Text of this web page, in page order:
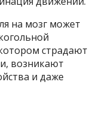
на мозг может
страдают
возникают
и даже